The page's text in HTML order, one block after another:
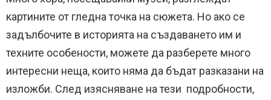
картините от гледна точка на сюжета. Но ако се
задълбочите в историята на създаването им и
техните особености, можете да разберете много
интересни неща, които няма да бъдат разказани на
изложби. След изясняване на тези подробности,